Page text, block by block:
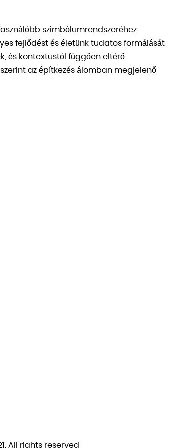
szimbólumrendszeréhez
fejlődést és életünk tudatos formálását
és kontextustól függően eltérő
az építkezés álomban megjelenő
All rights reserved